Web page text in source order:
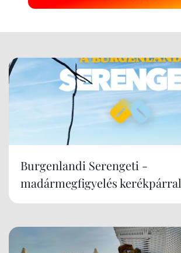
Burgenlandi Serengeti -
madármegfigyelés kerékpárral